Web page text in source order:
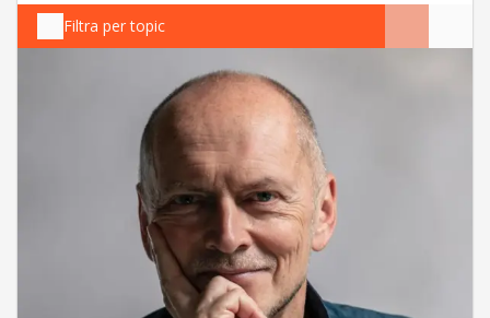
Filtra per topic